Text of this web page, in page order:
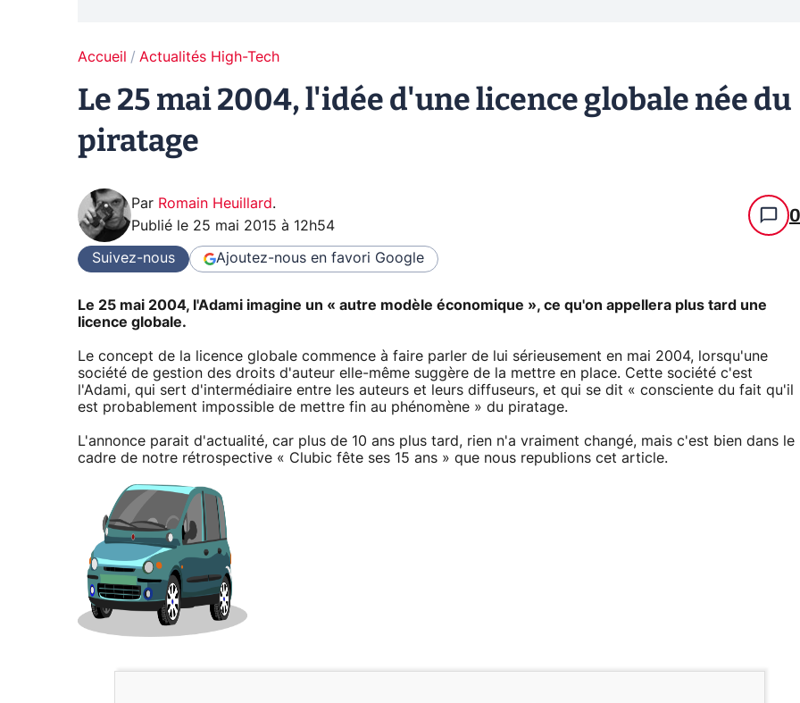
Accueil Actualités High-Tech
Le 25 mai 2004, l'idée d'une licence globale née du
piratage
Par Romain Heuillard.
Publié le 25 mai 2015 à 12h54 0
Suivez-nous Ajoutez-nous en favori Google
Le 25 mai 2004, l'Adami imagine un « autre modèle économique », ce qu'on appellera plus tard une
licence globale.
Le concept de la licence globale commence à faire parler de lui sérieusement en mai 2004, lorsqu'une
société de gestion des droits d'auteur elle-même suggère de la mettre en place. Cette société c'est
l'Adami, qui sert d'intermédiaire entre les auteurs et leurs diffuseurs, et qui se dit « consciente du fait qu'il
est probablement impossible de mettre fin au phénomène » du piratage.
L'annonce parait d'actualité, car plus de 10 ans plus tard, rien n'a vraiment changé, mais c'est bien dans le
cadre de notre rétrospective « Clubic fête ses 15 ans » que nous republions cet article.